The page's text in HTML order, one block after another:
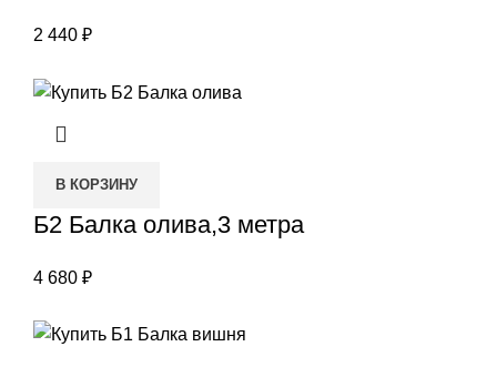
2 440 ₽
В КОРЗИНУ
Б2 Балка олива,3 метра
4 680 ₽